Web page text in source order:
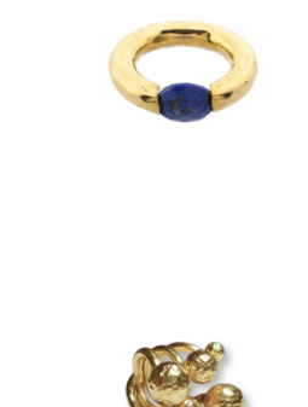
$1,400
$2,590
anillos,uncategorized